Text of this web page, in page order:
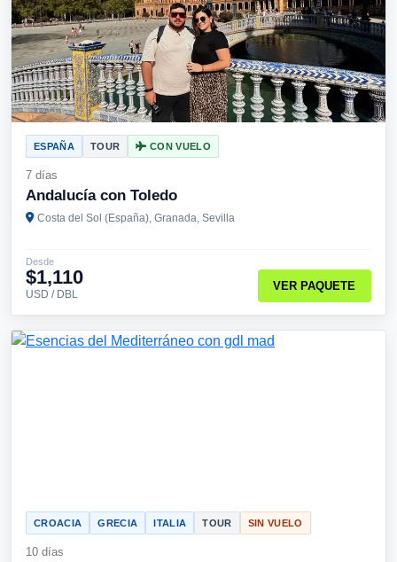
ESPAÑA TOUR CON VUELO
7 días
Andalucía con Toledo
Costa del Sol (España), Granada, Sevilla
Desde
$1,110
USD / DBL
VER PAQUETE
CROACIA GRECIA ITALIA TOUR SIN VUELO
10 días